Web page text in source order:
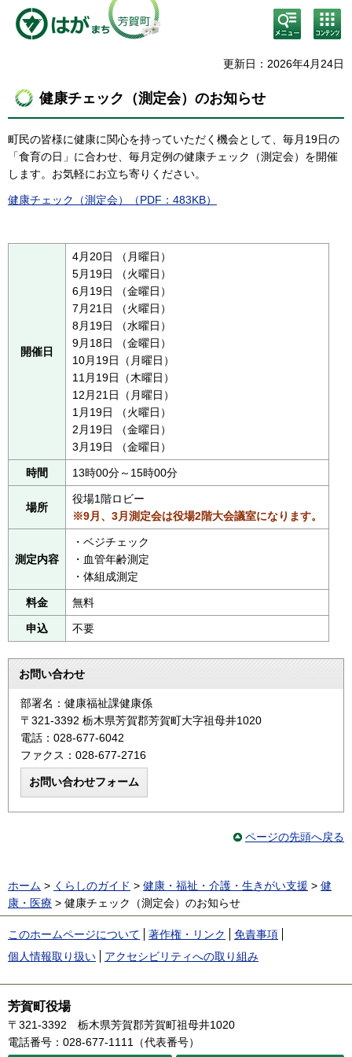
検
索・
メニ
コン
テン
ニュ
更新日：2026年4月24日
健康チェック（測定会）のお知らせ
町民の皆様に健康に関心を持っていただく機会として、毎月19日の
「食育の日」に合わせ、毎月定例の健康チェック（測定会）を開催
します。お気軽にお立ち寄りください。
健康チェック（測定会）（PDF：483KB）
開催日
4月20日 （月曜日）
5月19日 （火曜日）
6月19日 （金曜日）
7月21日 （火曜日）
8月19日 （水曜日）
9月18日 （金曜日）
10月19日（月曜日）
11月19日（木曜日）
12月21日（月曜日）
1月19日 （火曜日）
2月19日 （金曜日）
3月19日 （金曜日）
時間 13時00分～15時00分
場所
役場1階ロビー
※9月、3月測定会は役場2階大会議室になります。
測定内容
・ベジチェック
・血管年齢測定
・体組成測定
料金 無料
申込 不要
お問い合わせ
部署名：健康福祉課健康係
〒321-3392 栃木県芳賀郡芳賀町大字祖母井1020
電話：028-677-6042
ファクス：028-677-2716
ページの先頭へ戻る
ホーム > くらしのガイド > 健康・福祉・介護・生きがい支援 > 健
康・医療 > 健康チェック（測定会）のお知らせ
このホームページについて 著作権・リンク
免責事項
個人情報取り扱い
アクセシビリティへの取り組み
芳賀町役場
〒321-3392
栃木県芳賀郡芳賀町祖母井1020
電話番号：028-677-1111（代表番号）